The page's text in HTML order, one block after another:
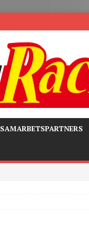
SAMARBETSPARTNERS